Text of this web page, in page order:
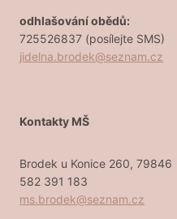
odhlašování obědů:
725526837 (posílejte SMS)
jidelna.brodek@seznam.cz
Kontakty MŠ
Brodek u Konice 260, 79846
582 391 183
ms.brodek@seznam.cz